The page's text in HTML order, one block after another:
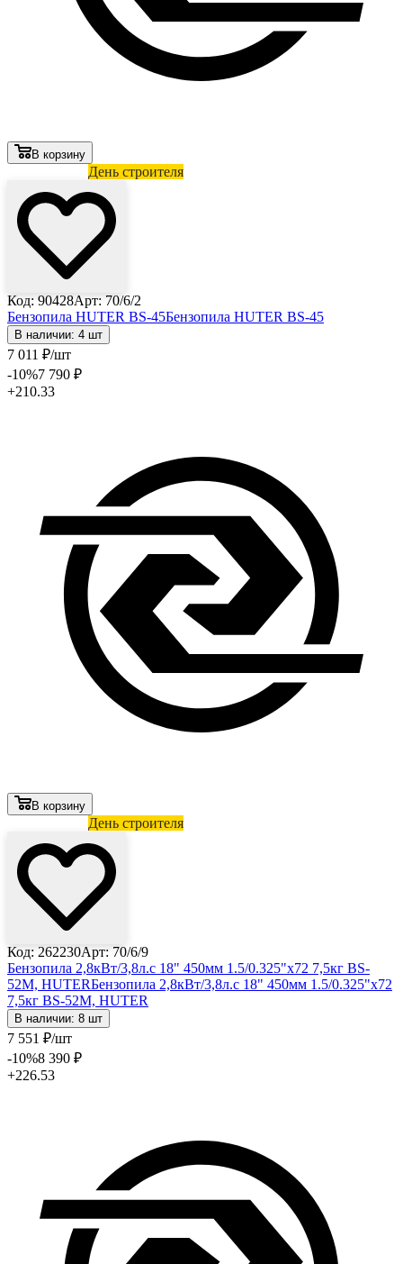
В корзину
День строителя
Код: 90428Арт: 70/6/2
Бензопила HUTER BS-45Бензопила HUTER BS-45
В наличии: 4 шт
7 011 ₽/шт
-10%7 790 ₽
+210.33
В корзину
День строителя
Код: 262230Арт: 70/6/9
Бензопила 2,8кВт/3,8л.с 18" 450мм 1.5/0.325"х72 7,5кг BS-
52M, HUTERБензопила 2,8кВт/3,8л.с 18" 450мм 1.5/0.325"х72
7,5кг BS-52M, HUTER
В наличии: 8 шт
7 551 ₽/шт
-10%8 390 ₽
+226.53